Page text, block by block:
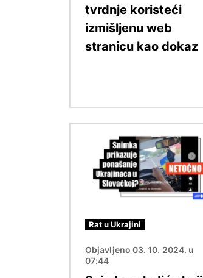
tvrdnje koristeći
izmišljenu web
stranicu kao dokaz
Rat u Ukrajini
Objavljeno 03. 10. 2024. u
07:44